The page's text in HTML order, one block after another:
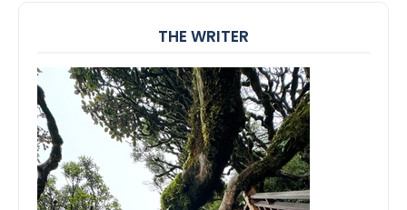
THE WRITER